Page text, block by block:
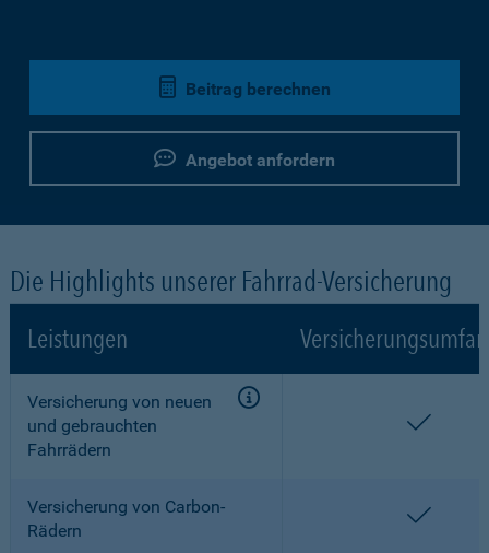
Beitrag berechnen
Angebot anfordern
Die Highlights unserer Fahrrad-Versicherung
Leistungen
Versicherung von neuen
und gebrauchten
Fahrrädern
Versicherung von Carbon-
Rädern